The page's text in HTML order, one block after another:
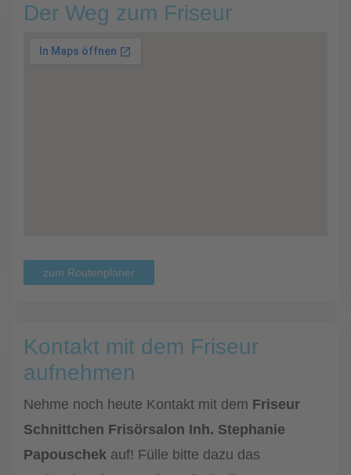
Der Weg zum Friseur
zum Routenplaner
Kontakt mit dem Friseur
aufnehmen
Nehme noch heute Kontakt mit dem Friseur
Schnittchen Frisörsalon Inh. Stephanie
Papouschek auf! Fülle bitte dazu das